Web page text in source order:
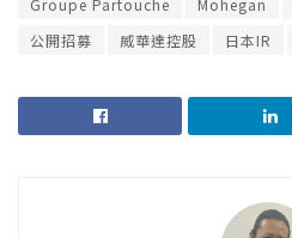
公開招募
威華達控股 日本IR